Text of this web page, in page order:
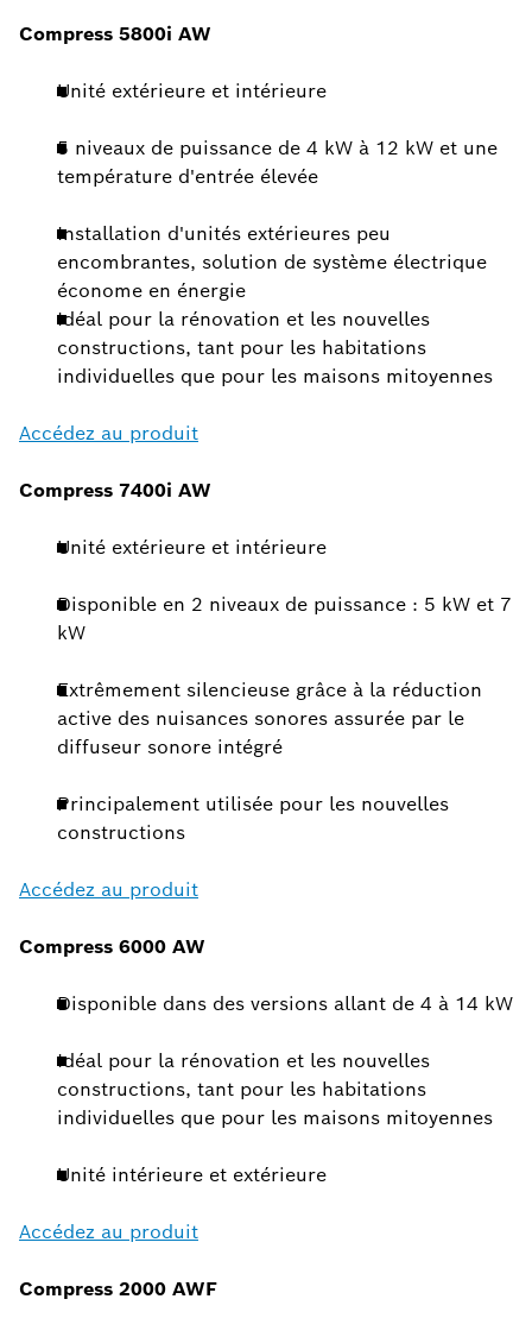
Compress 5800i AW
Unité extérieure et intérieure
5 niveaux de puissance de 4 kW à 12 kW et une
température d'entrée élevée
Installation d'unités extérieures peu
encombrantes, solution de système électrique
économe en énergie
Idéal pour la rénovation et les nouvelles
constructions, tant pour les habitations
individuelles que pour les maisons mitoyennes
Accédez au produit
Compress 7400i AW
Unité extérieure et intérieure
Disponible en 2 niveaux de puissance : 5 kW et 7
kW
Extrêmement silencieuse grâce à la réduction
active des nuisances sonores assurée par le
diffuseur sonore intégré
Principalement utilisée pour les nouvelles
constructions
Accédez au produit
Compress 6000 AW
Disponible dans des versions allant de 4 à 14 kW
Idéal pour la rénovation et les nouvelles
constructions, tant pour les habitations
individuelles que pour les maisons mitoyennes
Unité intérieure et extérieure
Accédez au produit
Compress 2000 AWF